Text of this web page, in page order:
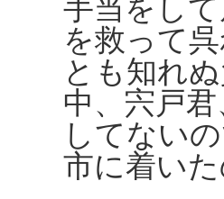
手当をし
を救って
とも知れ
中、宍戸
してない
市に着い